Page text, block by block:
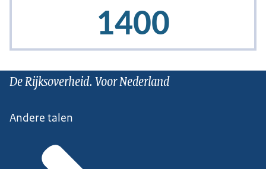
De Rijksoverheid. Voor Nederland
Andere talen